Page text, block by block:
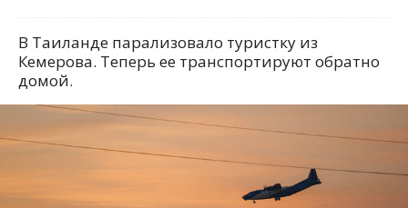
В Таиланде парализовало туристку из
Кемерова. Теперь ее транспортируют обратно
домой.